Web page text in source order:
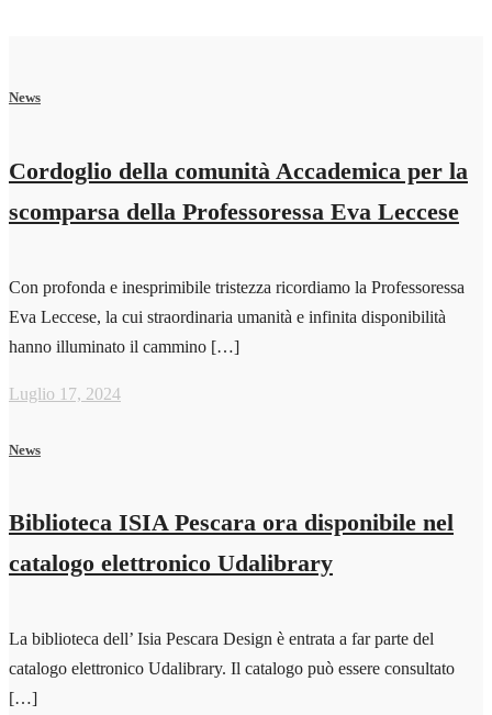
News
Cordoglio della comunità Accademica per la
scomparsa della Professoressa Eva Leccese
Con profonda e inesprimibile tristezza ricordiamo la Professoressa
Eva Leccese, la cui straordinaria umanità e infinita disponibilità
hanno illuminato il cammino […]
Luglio 17, 2024
News
Biblioteca ISIA Pescara ora disponibile nel
catalogo elettronico Udalibrary
La biblioteca dell’ Isia Pescara Design è entrata a far parte del
catalogo elettronico Udalibrary. Il catalogo può essere consultato
[…]